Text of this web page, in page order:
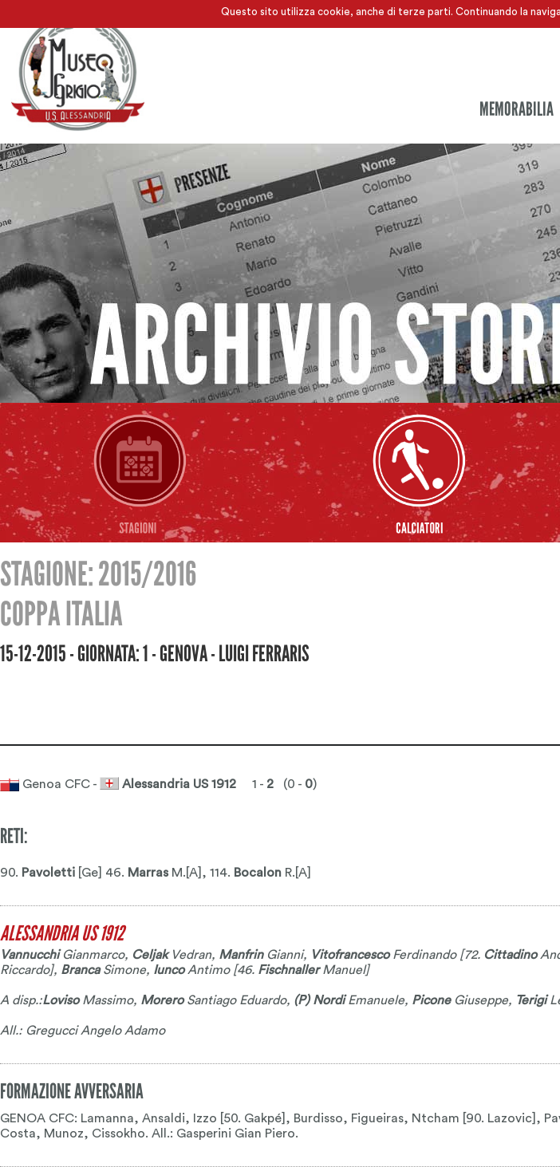
Questo sito utilizza cookie, anche di terze parti. Continuando la
MEMORABILIA
STAGIONE: 2015/2016
COPPA ITALIA
15-12-2015 - GIORNATA: 1 - GENOVA - LUIGI FERRARIS
Genoa CFC - Alessandria US 1912 1 - 2 (0 - 0)
RETI:
90. Pavoletti [Ge] 46. Marras M.[A] , 114. Bocalon R.[A]
ALESSANDRIA US 1912
VannucchiGianmarco, CeljakVedran, ManfrinGianni, VitofrancescoFerdinando[72. Cittadino
Riccardo], BrancaSimone, IuncoAntimo[46. FischnallerManuel]
A disp.:LovisoMassimo, MoreroSantiago Eduardo, (P) NordiEmanuele, PiconeGiuseppe, Terigi
All.: Gregucci Angelo Adamo
FORMAZIONE AVVERSARIA
GENOA CFC: Lamanna, Ansaldi, Izzo [50. Gakpé], Burdisso, Figueiras, Ntcham [90.
Costa, Munoz, Cissokho. All.: Gasperini Gian Piero.